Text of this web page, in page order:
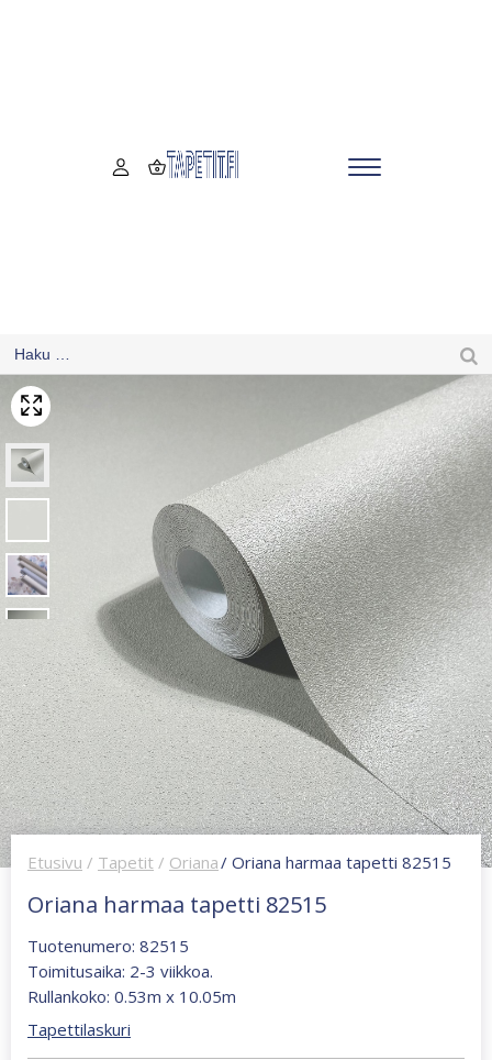
Etusivu / Tapetit / Oriana/ Oriana harmaa tapetti 82515
Oriana harmaa tapetti 82515
Tuotenumero: 82515
Toimitusaika: 2-3 viikkoa.
Rullankoko: 0.53m x 10.05m
Tapettilaskuri